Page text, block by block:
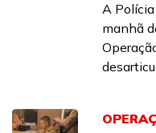
A
manhã